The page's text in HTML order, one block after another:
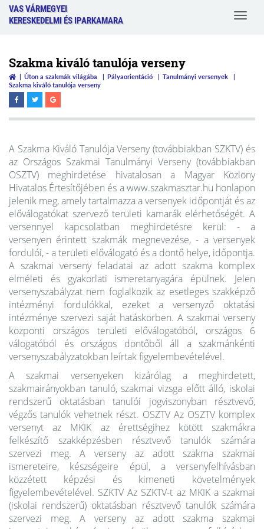
VAS VÁRMEGYEI
KERESKEDELMI ÉS IPARKAMARA
Toggle
Szakma kiváló tanulója verseny
Úton a szakmák világába Pályaorientáció
Tanulmányi versenyek
Szakma kiváló tanulója verseny
A Szakma Kiváló Tanulója Verseny (továbbiakban SZKTV) és
az Országos Szakmai Tanulmányi Verseny (továbbiakban
OSZTV) meghirdetése hivatalosan a Magyar Közlöny
Hivatalos Értesítőjében és a www.szakmasztar.hu honlapon
jelenik meg, amely tartalmazza a versenyek időpontját és az
előválogatókat szervező területi kamarák elérhetőségét. A
versennyel kapcsolatban meghirdetésre kerül: - a
versenyen érintett szakmák megnevezése, - a versenyek
fordulói, - a területi előválogató és a döntő helye, időpontja.
A szakmai verseny feladatai az adott szakma komplex
elméleti és gyakorlati ismeretanyagára épülnek. Jelen
versenyszabályzat nem foglalkozik az esetleges szakképző
intézményi fordulókkal, ezeket a versenyző oktatási
intézménye szervezi saját hatáskörben. A szakmai verseny
központi országos területi előválogatóból, országos 6
válogatóból és országos döntőből áll a szakmánkénti
versenyszabályzatokban leírtak figyelembevételével.
A szakmai versenyeken kizárólag a meghirdetett,
szakmairányokban tanuló, szakmai vizsga előtt álló, iskolai
rendszerű oktatásban tanulói jogviszonyban résztvevő,
végzős tanulók vehetnek részt. OSZTV Az OSZTV komplex
versenyt az MKIK az érettségihez kötött szakmákra
felkészítő szakképzésben résztvevő tanulók számára
szervezi meg. A verseny az adott szakma szakmai
ismereteire, készségeire épül, a versenyfelhívásban
közzétett képzési és kimeneti követelmények
figyelembevételével. SZKTV Az SZKTV-t az MKIK a szakmai
(iskolai rendszerű) oktatásban résztvevő tanulók számára
szervezi meg. A verseny az adott szakma szakmai